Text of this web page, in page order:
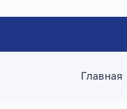
Главная